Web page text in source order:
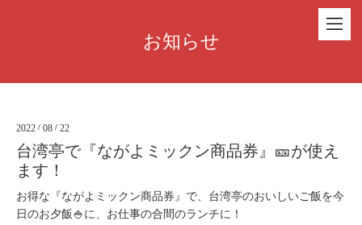
お知らせ
2022 / 08 / 22
台湾亭で『ながよミックン商品券』🎫が使え
ます！
お得な『ながよミックン商品券』で、台湾亭のおいしいご飯を今
日のお夕飯🍚に、お仕事の合間のランチに！